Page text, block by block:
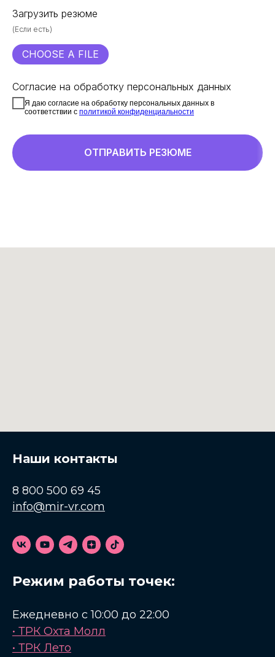
Загрузить резюме
(Если есть)
CHOOSE A FILE
Согласие на обработку персональных данных
Я даю согласие на обработку персональных данных в
соответствии с политикой конфиденциальности
ОТПРАВИТЬ РЕЗЮМЕ
Наши контакты
8 800 500 69 45
info@mir-vr.com
Режим работы точек:
Ежедневно с 10:00 до 22:00
• ТРК Охта Молл
• ТРК Лето